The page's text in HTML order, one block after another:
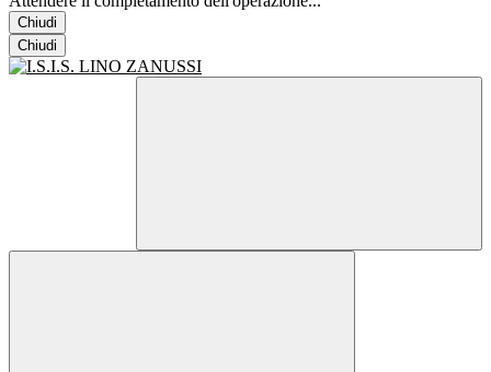
Chiudi
Chiudi